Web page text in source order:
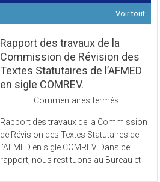
Voir tout
Rapport des travaux de la
Commission de Révision des
Textes Statutaires de l’AFMED
en sigle COMREV.
Commentaires fermés
des
travaux
de
la
Rapport des travaux de la Commission
de Révision des Textes Statutaires de
l’AFMED en sigle COMREV. Dans ce
rapport, nous restituons au Bureau et